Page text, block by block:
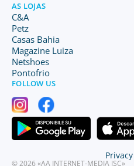
AS LOJAS
C&A
Petz
Casas Bahia
Magazine Luiza
Netshoes
Pontofrio
FOLLOW US
© 2026 «AA INTERNET-MEDIA JSC»